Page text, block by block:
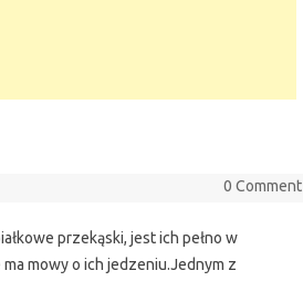
0 Comment
przekąski, jest ich pełno w
mowy o ich jedzeniu.Jednym z